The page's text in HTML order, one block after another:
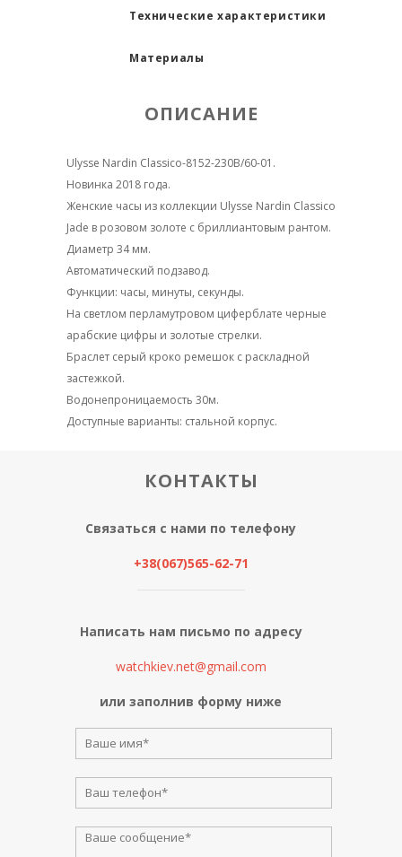
Технические характеристики
Материалы
ОПИСАНИЕ
Ulysse Nardin Classico-8152-230B/60-01.
Новинка 2018 года.
Женские часы из коллекции Ulysse Nardin Classico
Jade в розовом золоте с бриллиантовым рантом.
Диаметр 34 мм.
Автоматический подзавод.
Функции: часы, минуты, секунды.
На светлом перламутровом циферблате черные
арабские цифры и золотые стрелки.
Браслет серый кроко ремешок с раскладной
застежкой.
Водонепроницаемость 30м.
Доступные варианты: стальной корпус.
КОНТАКТЫ
Связаться с нами по телефону
+38(067)565-62-71
Написать нам письмо по адресу
watchkiev.net@gmail.com
или заполнив форму ниже